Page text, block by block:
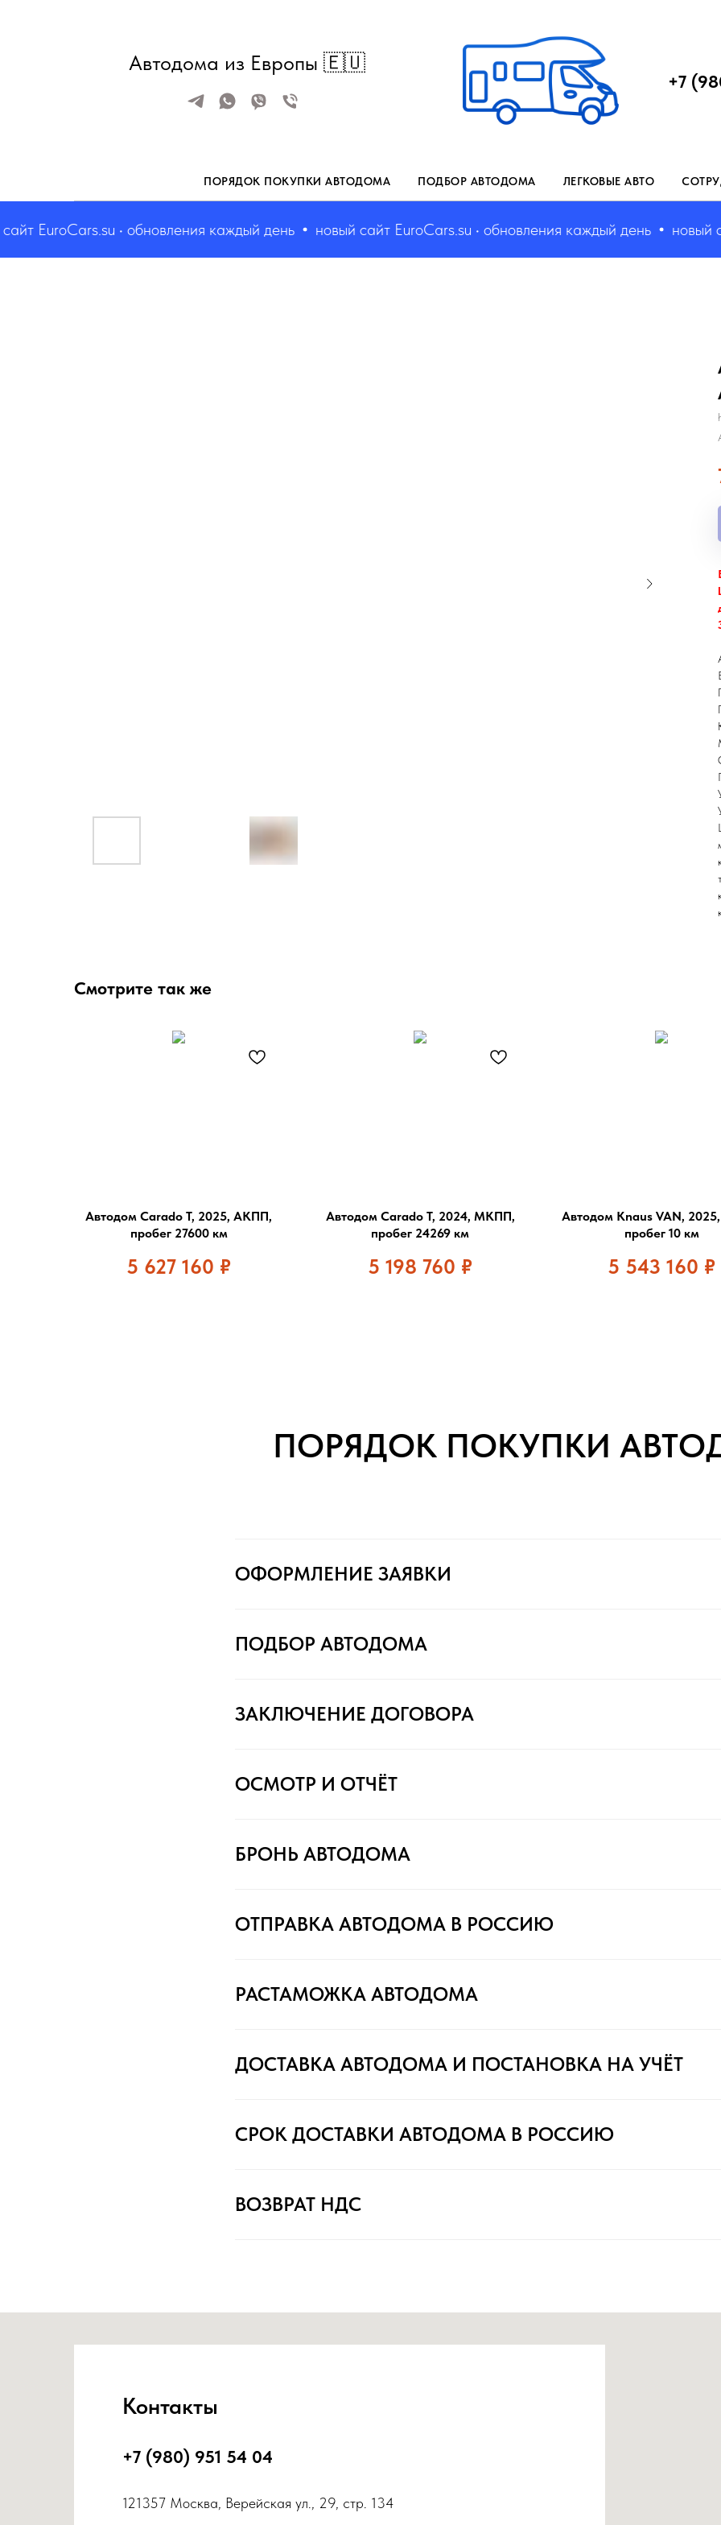
Автодома из Европы 🇪🇺
+7
ПОРЯДОК ПОКУПКИ АВТОДОМА ПОДБОР АВТОДОМА ЛЕГКОВЫЕ АВТО
EuroCars.su • обновления каждый день новый сайт EuroCars.su • обновления каждый день новый
Смотрите так же
Автодом Carado T, 2025, АКПП,
пробег 27600 км
5 627 160 ₽
Автодом Carado T, 2024, МКПП,
пробег 24269 км
5 198 760 ₽
Автодом Knaus VAN,
пробег 10 км
5 543 160 ₽
ПОРЯДОК ПОКУПКИ
ОФОРМЛЕНИЕ ЗАЯВКИ
ПОДБОР АВТОДОМА
ЗАКЛЮЧЕНИЕ ДОГОВОРА
ОСМОТР И ОТЧЁТ
БРОНЬ АВТОДОМА
ОТПРАВКА АВТОДОМА В РОССИЮ
РАСТАМОЖКА АВТОДОМА
ДОСТАВКА АВТОДОМА И ПОСТАНОВКА НА УЧЁТ
СРОК ДОСТАВКИ АВТОДОМА В РОССИЮ
ВОЗВРАТ НДС
Контакты
+7 (980) 951 54 04
121357 Москва, Верейская ул., 29, стр. 134